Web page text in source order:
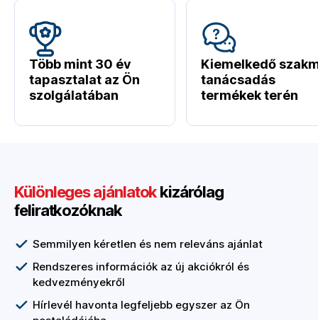
Több mint 30 év
tapasztalat az Ön
szolgálatában
Kiemelkedő
tanácsadás
termékek terén
Különleges ajánlatokkizárólag
feliratkozóknak
Semmilyen kéretlen és nem releváns ajánlat
Rendszeres információk az új akciókról és
kedvezményekről
Hírlevél havonta legfeljebb egyszer az Ön